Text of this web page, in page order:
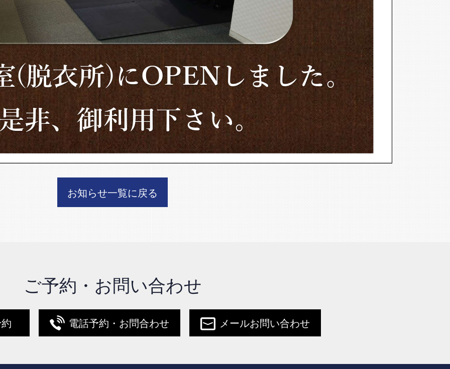
(脱衣所)にOPENしました。
非、御利用下さい。
お知らせ一覧に戻る
ご予約・お問い合わせ
電話予約・お問合わせ メールお問い合わせ